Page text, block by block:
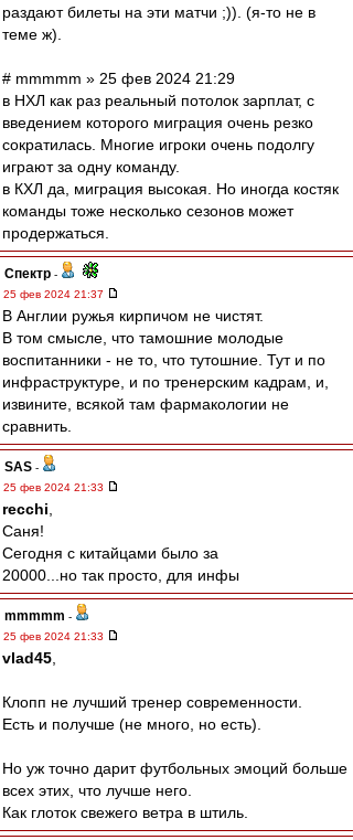
раздают билеты на эти матчи ;)). (я-то не в
теме ж).
# mmmmm » 25 фев 2024 21:29
в НХЛ как раз реальный потолок зарплат, с
введением которого миграция очень резко
сократилась. Многие игроки очень подолгу
играют за одну команду.
в КХЛ да, миграция высокая. Но иногда костяк
команды тоже несколько сезонов может
продержаться.
Спектр -
25 фев 2024 21:37
В Англии ружья кирпичом не чистят.
В том смысле, что тамошние молодые
воспитанники - не то, что тутошние. Тут и по
инфраструктуре, и по тренерским кадрам, и,
извините, всякой там фармакологии не
сравнить.
SAS -
25 фев 2024 21:33
recchi
Саня!
Сегодня с китайцами было за
20000...но так просто, для инфы
mmmmm -
25 фев 2024 21:33
vlad45
Клопп не лучший тренер современности.
Есть и получше (не много, но есть).
Но уж точно дарит футбольных эмоций больше
всех этих, что лучше него.
Как глоток свежего ветра в штиль.